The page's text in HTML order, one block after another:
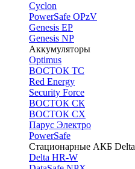
Cyclon
PowerSafe OPzV
Genesis EP
Genesis NP
Аккумуляторы
Optimus
ВОСТОК ТС
Red Energy
Security Force
ВОСТОК СК
ВОСТОК СХ
Парус Электро
PowerSafe
Стационарные АКБ Delta
Delta HR-W